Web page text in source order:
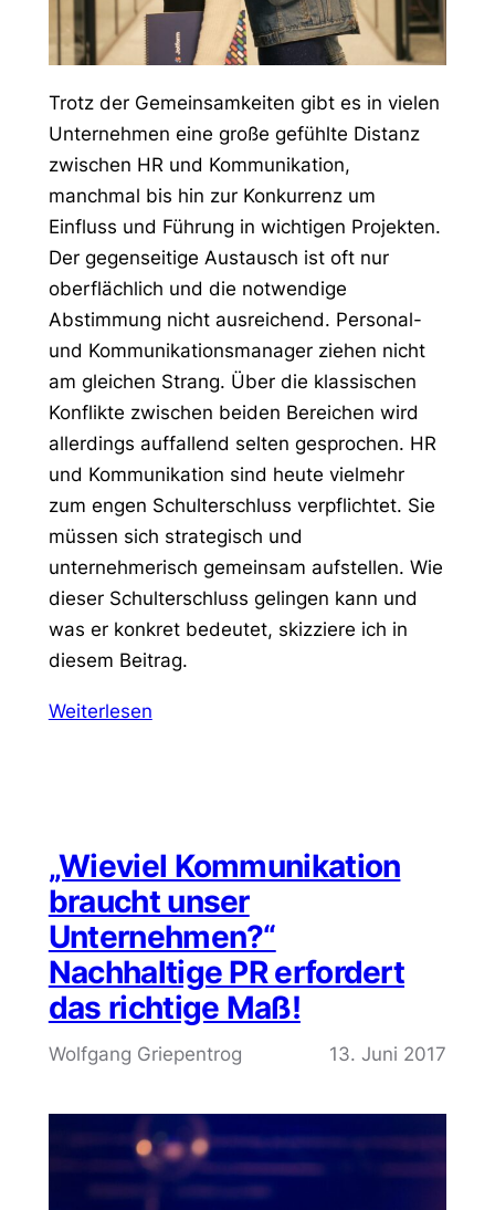
Trotz der Gemeinsamkeiten gibt es in vielen
Unternehmen eine große gefühlte Distanz
zwischen HR und Kommunikation,
manchmal bis hin zur Konkurrenz um
Einfluss und Führung in wichtigen Projekten.
Der gegenseitige Austausch ist oft nur
oberflächlich und die notwendige
Abstimmung nicht ausreichend. Personal-
und Kommunikationsmanager ziehen nicht
am gleichen Strang. Über die klassischen
Konflikte zwischen beiden Bereichen wird
allerdings auffallend selten gesprochen. HR
und Kommunikation sind heute vielmehr
zum engen Schulterschluss verpflichtet. Sie
müssen sich strategisch und
unternehmerisch gemeinsam aufstellen. Wie
dieser Schulterschluss gelingen kann und
was er konkret bedeutet, skizziere ich in
diesem Beitrag.
Weiterlesen
„Wieviel Kommunikation
braucht unser
Unternehmen?“
Nachhaltige PR erfordert
das richtige Maß!
Wolfgang Griepentrog 13. Juni 2017